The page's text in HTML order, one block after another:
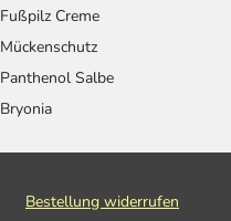
Fußpilz Creme
Mückenschutz
Panthenol Salbe
Bryonia
Bestellung widerrufen